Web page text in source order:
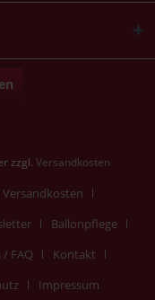
zzgl. Versandkosten
Ballonpflege
FAQ
Kontakt
Impressum